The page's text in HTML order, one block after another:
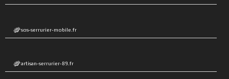
sos-serrurier-mobile.fr
artisan-serrurier-89.fr